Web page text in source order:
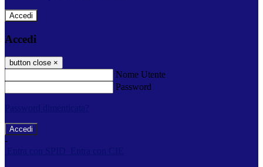
Accedi
Accedi
button close ×
Nome Utente
Password
-